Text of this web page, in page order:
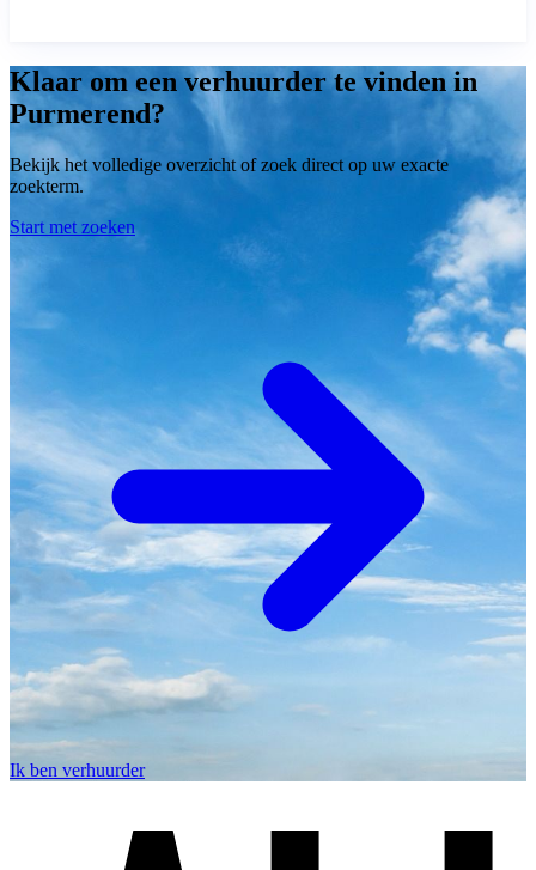
Klaar om een verhuurder te vinden in
Purmerend?
Bekijk het volledige overzicht of zoek direct op uw exacte
zoekterm.
Start met zoeken
Ik ben verhuurder